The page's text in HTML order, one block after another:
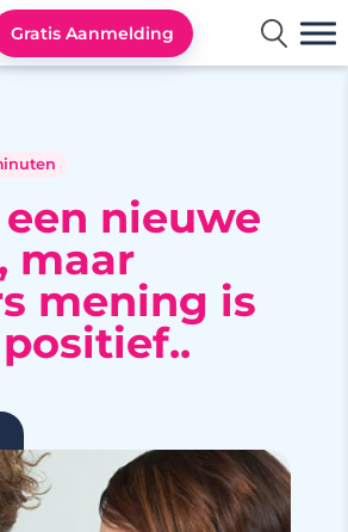
Gratis Aanmelding
nieuwe
maar
mening is